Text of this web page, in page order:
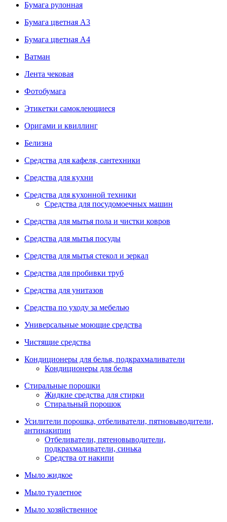
Бумага рулонная
Бумага цветная А3
Бумага цветная А4
Ватман
Лента чековая
Фотобумага
Этикетки самоклеющиеся
Оригами и квиллинг
Белизна
Средства для кафеля, сантехники
Средства для кухни
Средства для кухонной техники
Средства для посудомоечных машин
Средства для мытья пола и чистки ковров
Средства для мытья посуды
Средства для мытья стекол и зеркал
Средства для пробивки труб
Средства для унитазов
Средства по уходу за мебелью
Универсальные моющие средства
Чистящие средства
Кондиционеры для белья, подкрахмаливатели
Кондиционеры для белья
Стиральные порошки
Жидкие средства для стирки
Стиральный порошок
Усилители порошка, отбеливатели, пятновыводители,
антинакипин
Отбеливатели, пятеновыводители,
подкрахмаливатели, синька
Средства от накипи
Мыло жидкое
Мыло туалетное
Мыло хозяйственное